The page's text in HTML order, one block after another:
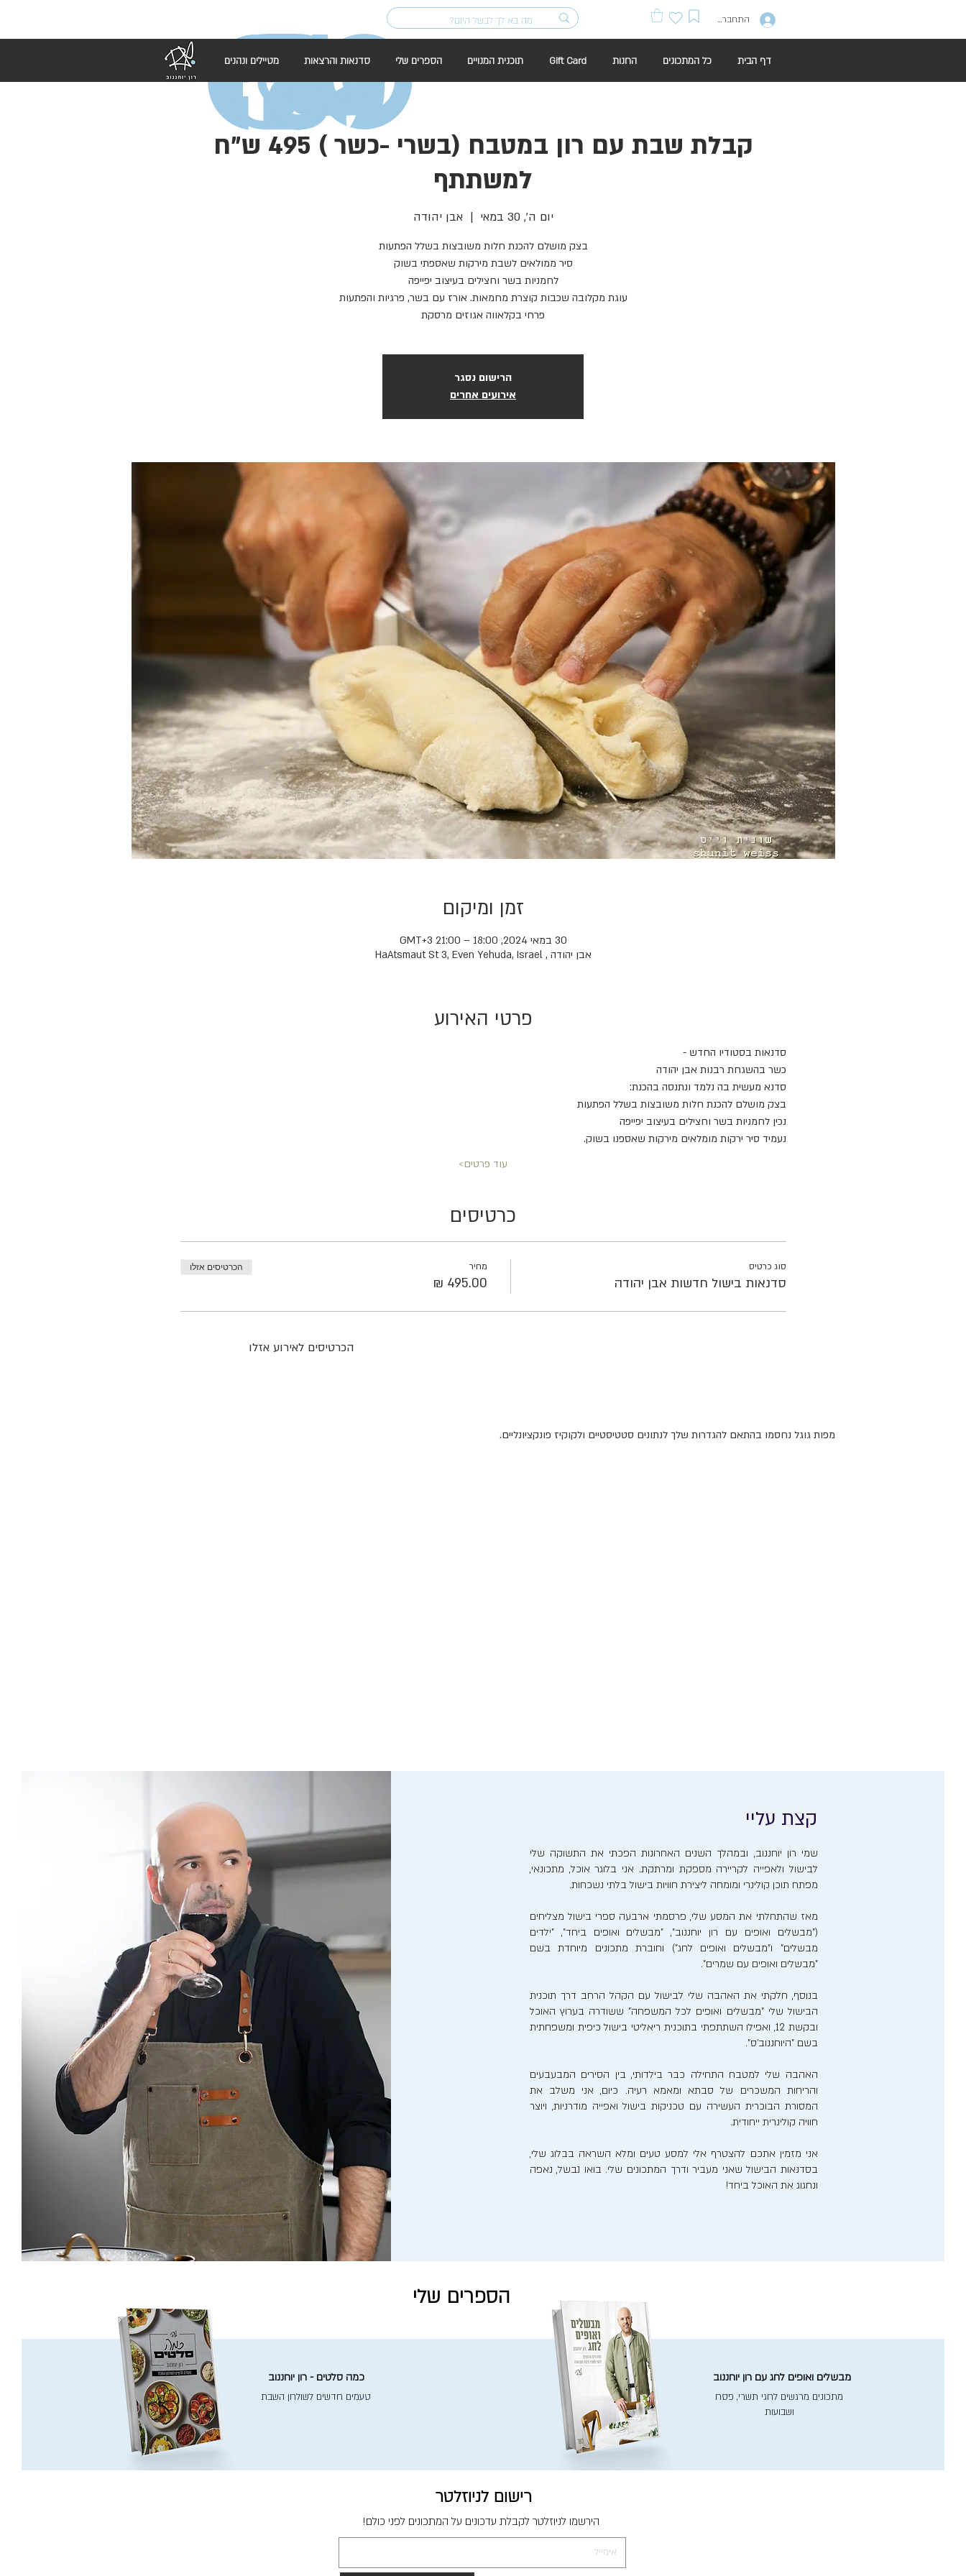
התחברות
דף הבית כל המתכונים החנות Gift Card תוכנית המנויים הספרים שלי סדנאות והרצאות מטיילים ונהנים
קבלת שבת עם רון במטבח (בשרי -כשר ) 495 ש"ח
למשתתף
יום ה׳, 30 במאי
  |
אבן יהודה
פרחי בקלאווה אגוזים מרסקת
הרישום נסגר
אירועים אחרים
זמן ומיקום
30 במאי 2024, 18:00 – 21:00 GMT‎+3‎
אבן יהודה , HaAtsmaut St 3, Even Yehuda, Israel
פרטי האירוע
סדנאות בסטודיו החדש -
כשר בהשגחת רבנות אבן יהודה
סדנא מעשית בה נלמד ונתנסה בהכנת:
בצק מושלם להכנת חלות משובצות בשלל הפתעות
נכין לחמניות בשר וחצילים בעיצוב יפייפה
נעמיד סיר ירקות מומלאים מירקות שאספנו בשוק.
עוד פרטים>
כרטיסים
סוג כרטיס
סדנאות בישול חדשות אבן יהודה
מחיר הכרטיסים אזלו
הכרטיסים לאירוע אזלו
מפות גוגל נחסמו בהתאם להגדרות שלך לנתונים סטטיסטיים ולקוקיז פונקציונליים.
קצת עליי
שמי רון יוחננוב, ובמהלך השנים האחרונות הפכתי את התשוקה שלי
לבישול ולאפייה לקריירה מספקת ומרתקת. אני בלוגר אוכל, מתכונאי,
מפתח תוכן קולינרי ומומחה ליצירת חוויות בישול בלתי נשכחות.
מאז שהתחלתי את המסע שלי, פרסמתי ארבעה ספרי בישול מצליחים
("מבשלים ואופים עם רון יוחננוב", "מבשלים ואופים ביחד", "ילדים
מבשלים" ו"מבשלים ואופים לחג") וחוברת מתכונים מיוחדת בשם
"מבשלים ואופים עם שמרים".
בנוסף, חלקתי את האהבה שלי לבישול עם הקהל הרחב דרך תוכנית
הבישול שלי "מבשלים ואופים לכל המשפחה" ששודרה בערוץ האוכל
ובקשת 12, ואפילו השתתפתי בתוכנית ריאליטי בישול כיפית ומשפחתית
בשם "היוחננוב'ס".
האהבה שלי למטבח התחילה כבר בילדותי, בין הסירים המבעבעים
והריחות המשכרים של סבתא ומאמא רעיה. כיום, אני משלב את
המסורת הבוכרית העשירה עם טכניקות בישול ואפייה מודרניות, ויוצר
חוויה קולינרית ייחודית.
אני מזמין אתכם להצטרף אלי למסע טעים ומלא השראה בבלוג שלי,
בסדנאות הבישול שאני מעביר ודרך המתכונים שלי. בואו נבשל, נאפה
ונחגוג את האוכל ביחד!
הספרים שלי
כמה סלטים - רון יוחננוב
טעמים חדשים לשולחן השבת
מבשלים ואופים לחג עם רון יוחננוב
מתכונים מרגשים לחגי תשרי, פסח
ושבועות
רישום לניוזלטר
הירשמו לניוזלטר לקבלת עדכונים על המתכונים לפני כולם!